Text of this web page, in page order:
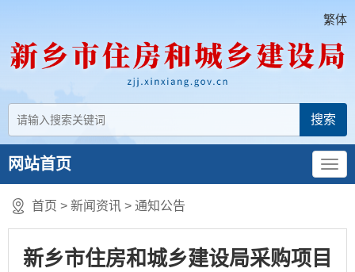
繁体
网站首页
首页 > 新闻资讯 > 通知公告
新乡市住房和城乡建设局采购项目